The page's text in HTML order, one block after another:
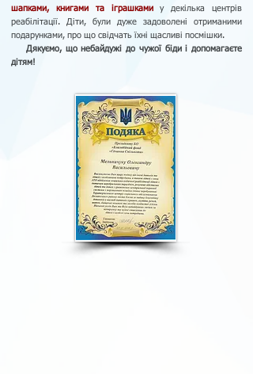
шапками, книгами та іграшками
у декілька центрів
реабілітації. Діти, були дуже задоволені отриманими
подарунками, про що свідчать їхні щасливі посмішки.
Дякуємо, що небайдужі до чужої біди і допомагаєте
дітям!